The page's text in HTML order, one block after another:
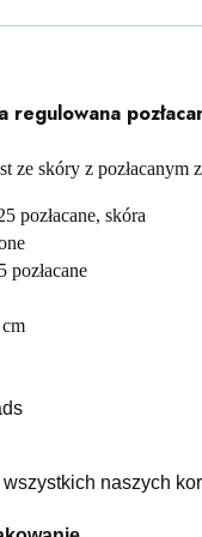
regulowana
ze skóry z pozłacanym
pozłacane, skóra
pozłacane
naszych